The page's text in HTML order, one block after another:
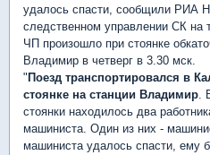
удалось спасти, сообщили РИА
следственном управлении СК на
ЧП произошло при стоянке
Владимир в четверг в 3.30 мск.
" Поезд транспортировался в
стоянке на станции Владимир.
стоянки находилось два
машиниста. Один из них -
машиниста удалось спасти, ему